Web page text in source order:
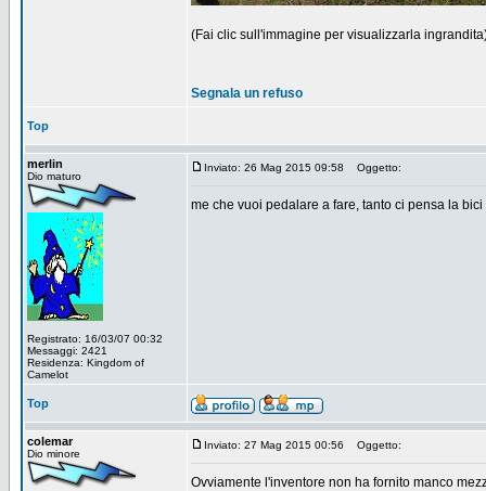
(Fai clic sull'immagine per visualizzarla
Segnala un refuso
Top
merlin
Dio maturo
Registrato: 16/03/07 00:32
Messaggi: 2421
Residenza: Kingdom of
Camelot
Inviato: 26 Mag 2015 09:58 Oggetto:
me che vuoi pedalare a fare, tanto ci pensa la
Top
colemar
Dio minore
Inviato: 27 Mag 2015 00:56 Oggetto:
Ovviamente l'inventore non ha fornito manco